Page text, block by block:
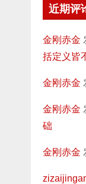
近期评
金刚赤金
括定义皆
金刚赤金
金刚赤金
础
金刚赤金